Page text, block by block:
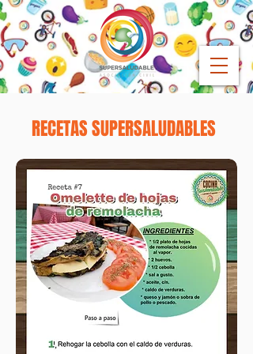
RECETAS SUPERSALUDABLES